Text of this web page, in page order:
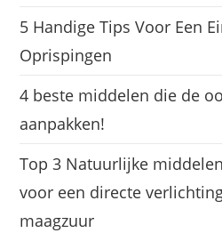
5 Handige Tips Voor Een
Oprispingen
4 beste middelen die de
aanpakken!
Top 3 Natuurlijke
voor een directe
maagzuur